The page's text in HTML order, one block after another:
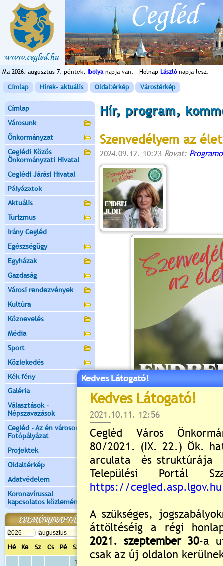
Ma 2026. augusztus 7. péntek, Ibolyanapja van. - Holnap Lászlónapja lesz.
Címlap Hírek- aktuális Oldaltérkép Várostérkép
Címlap
Városunk
Önkormányzat
Ceglédi Közös
Önkormányzati Hivatal
Ceglédi Járási Hivatal
Pályázatok
Aktuális
Turizmus
Irány Cegléd
Egészségügy
Egyházak
Gazdaság
Városi rendezvények
Kultúra
Köznevelés
Média
Sport
Közlekedés
Kék fény
Galéria
Választások -
Népszavazások
Cegléd - Az én városom -
Fotópályázat
Projektek
Oldaltérkép
Adatvédelem
Koronavírussal
kapcsolatos közlemények
ESEMÉNYNAPTÁR
Hé Ke Sz Cs Pé Sz
Va
1
Hír, program,
Szenvedélyem az
2024.09.12. 10:23 Rovat:
Kedves Látogató!